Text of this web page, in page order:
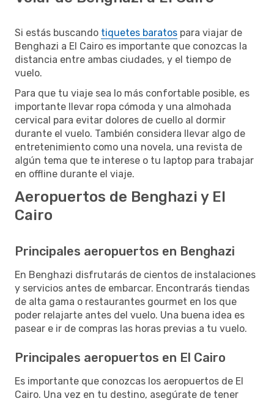
Si estás buscando tiquetes baratos para viajar de
Benghazi a El Cairo es importante que conozcas la
distancia entre ambas ciudades, y el tiempo de
vuelo.
Para que tu viaje sea lo más confortable posible, es
importante llevar ropa cómoda y una almohada
cervical para evitar dolores de cuello al dormir
durante el vuelo. También considera llevar algo de
entretenimiento como una novela, una revista de
algún tema que te interese o tu laptop para trabajar
en offline durante el viaje.
Aeropuertos de Benghazi y El
Cairo
Principales aeropuertos en Benghazi
En Benghazi disfrutarás de cientos de instalaciones
y servicios antes de embarcar. Encontrarás tiendas
de alta gama o restaurantes gourmet en los que
poder relajarte antes del vuelo. Una buena idea es
pasear e ir de compras las horas previas a tu vuelo.
Principales aeropuertos en El Cairo
Es importante que conozcas los aeropuertos de El
Cairo. Una vez en tu destino, asegúrate de tener